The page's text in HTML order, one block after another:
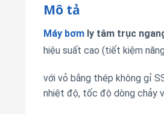
Mô tả
Máy bơm ly tâm trục
hiệu suất cao (tiết kiệm
với vỏ bằng thép không gỉ
nhiệt độ, tốc độ dòng chảy